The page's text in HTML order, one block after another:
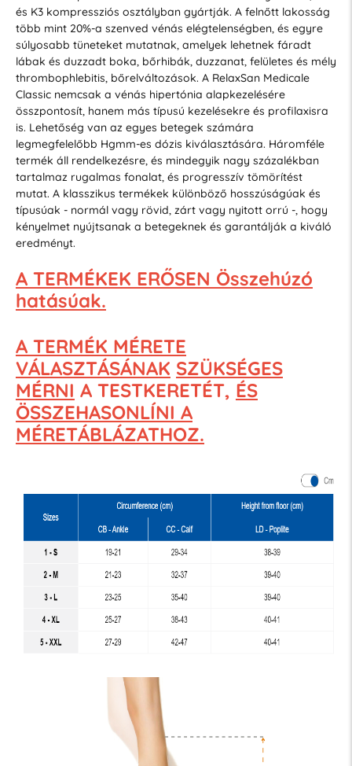
és K3 kompressziós osztályban gyártják. A felnőtt lakosság
több mint 20%-a szenved vénás elégtelenségben, és egyre
súlyosabb tüneteket mutatnak, amelyek lehetnek fáradt
lábak és duzzadt boka, bőrhibák, duzzanat, felületes és mély
thrombophlebitis, bőrelváltozások. A RelaxSan Medicale
Classic nemcsak a vénás hipertónia alapkezelésére
összpontosít, hanem más típusú kezelésekre és profilaxisra
is. Lehetőség van az egyes betegek számára
legmegfelelőbb Hgmm-es dózis kiválasztására. Háromféle
termék áll rendelkezésre, és mindegyik nagy százalékban
tartalmaz rugalmas fonalat, és progresszív tömörítést
mutat. A klasszikus termékek különböző hosszúságúak és
típusúak - normál vagy rövid, zárt vagy nyitott orrú -, hogy
kényelmet nyújtsanak a betegeknek és garantálják a kiváló
eredményt.
A TERMÉKEK ERŐSEN Összehúzó
hatásúak.
A TERMÉK MÉRETE
VÁLASZTÁSÁNAK SZÜKSÉGES
MÉRNI A TESTKERETÉT, ÉS
ÖSSZEHASONLÍNI A
MÉRETÁBLÁZATHOZ.